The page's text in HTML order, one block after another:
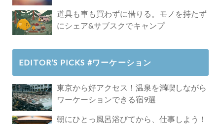
道具も車も買わずに借りる。モノを持たず
にシェア&サブスクでキャンプ
EDITOR’S PICKS #ワーケーション
東京から好アクセス！温泉を満喫しながら
ワーケーションできる宿9選
朝にひとっ風呂浴びてから、仕事しよう！